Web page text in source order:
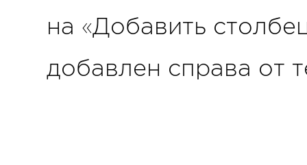
на «Добавить
добавлен справа от